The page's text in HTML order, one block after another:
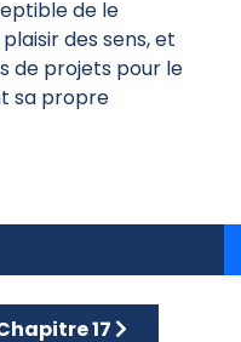
de le
des sens, et
de projets pour le
sa propre
15
suivant :
17